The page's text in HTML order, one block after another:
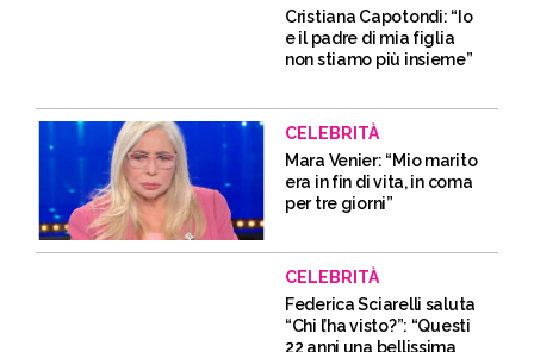
Cristiana Capotondi: “Io
e il padre di mia figlia
non stiamo più insieme”
CELEBRITÀ
Mara Venier: “Mio marito
era in fin di vita, in coma
per tre giorni”
CELEBRITÀ
Federica Sciarelli saluta
“Chi l’ha visto?”: “Questi
22 anni una bellissima